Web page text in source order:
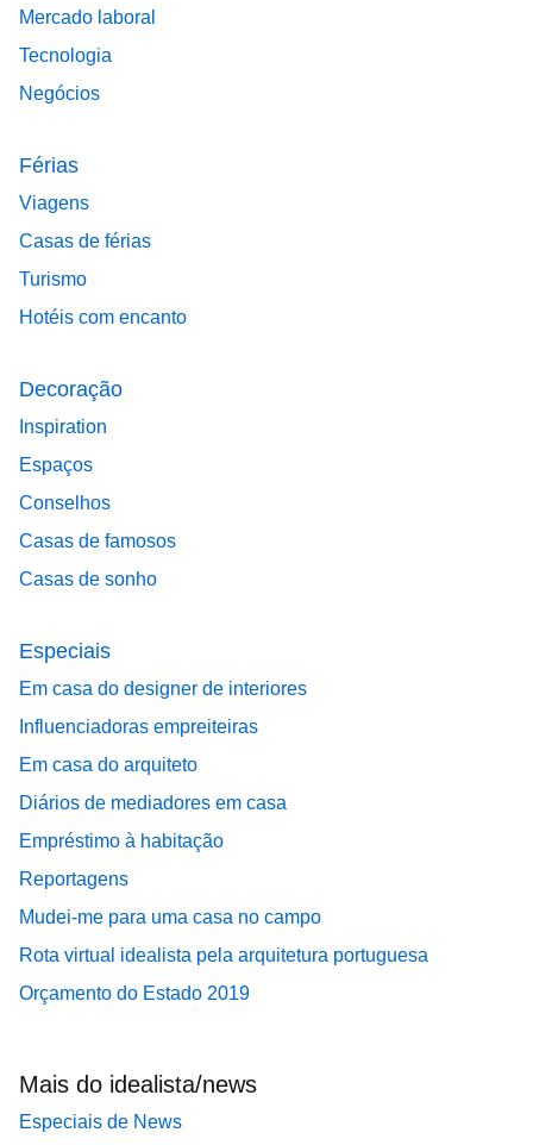
Mercado laboral
Tecnologia
Negócios
Férias
Viagens
Casas de férias
Turismo
Hotéis com encanto
Decoração
Inspiration
Espaços
Conselhos
Casas de famosos
Casas de sonho
Especiais
Em casa do designer de interiores
Influenciadoras empreiteiras
Em casa do arquiteto
Diários de mediadores em casa
Empréstimo à habitação
Reportagens
Mudei-me para uma casa no campo
Rota virtual idealista pela arquitetura portuguesa
Orçamento do Estado 2019
Mais do idealista/news
Especiais de News